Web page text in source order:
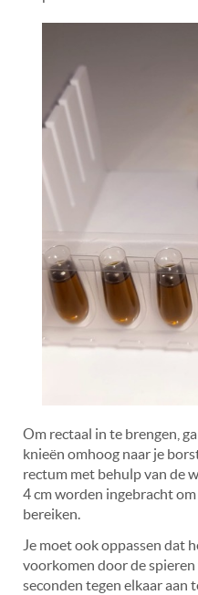
Om rectaal in te brengen,
knieën omhoog naar je
rectum met behulp van de
4 cm worden ingebracht
bereiken.
Je moet ook oppassen dat
voorkomen door de
seconden tegen elkaar aan